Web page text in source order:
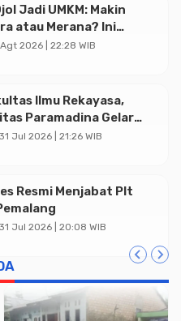
Jadi UMKM: Makin
atau Merana? Ini
Paramadina
2026 | 22:28 WIB
Ilmu Rekayasa,
Paramadina Gelar
Jul 2026 | 21:26 WIB
Resmi Menjabat Plt
Jul 2026 | 20:08 WIB